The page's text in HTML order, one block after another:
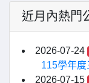
近月內熱門
2026-07-24
115學年
2026-07-15